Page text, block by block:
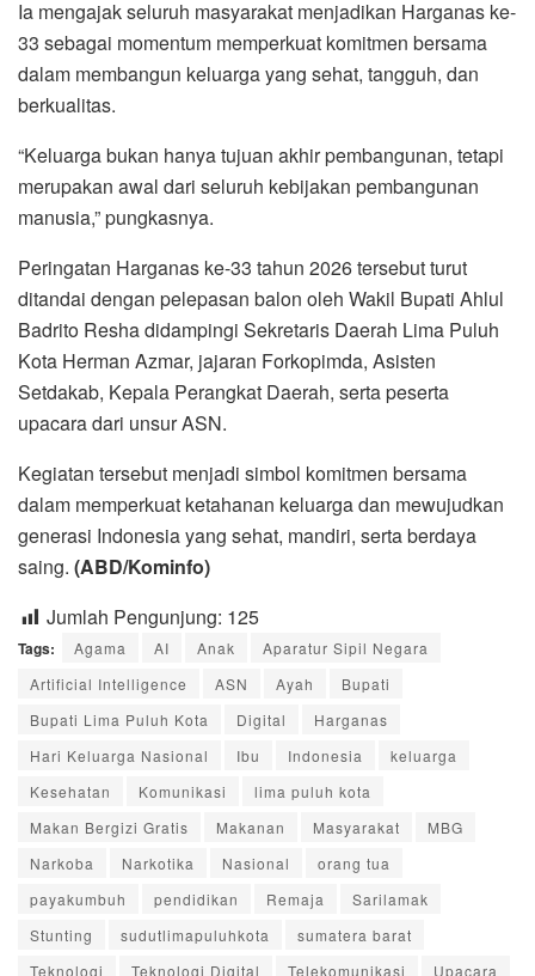
Ia mengajak seluruh masyarakat menjadikan Harganas ke-
33 sebagai momentum memperkuat komitmen bersama
dalam membangun keluarga yang sehat, tangguh, dan
berkualitas.
“Keluarga bukan hanya tujuan akhir pembangunan, tetapi
merupakan awal dari seluruh kebijakan pembangunan
manusia,” pungkasnya.
Peringatan Harganas ke-33 tahun 2026 tersebut turut
ditandai dengan pelepasan balon oleh Wakil Bupati Ahlul
Badrito Resha didampingi Sekretaris Daerah Lima Puluh
Kota Herman Azmar, jajaran Forkopimda, Asisten
Setdakab, Kepala Perangkat Daerah, serta peserta
upacara dari unsur ASN.
Kegiatan tersebut menjadi simbol komitmen bersama
dalam memperkuat ketahanan keluarga dan mewujudkan
generasi Indonesia yang sehat, mandiri, serta berdaya
saing. (ABD/Kominfo)
Jumlah Pengunjung: 125
Tags: Agama AI Anak
Aparatur Sipil Negara
Artificial Intelligence
ASN Ayah
Bupati
Bupati Lima Puluh Kota
Digital
Harganas
Hari Keluarga Nasional
Ibu Indonesia
keluarga
Kesehatan
Komunikasi
lima puluh kota
Makan Bergizi Gratis
Makanan Masyarakat
MBG
Narkoba
Narkotika Nasional
orang tua
payakumbuh
pendidikan Remaja
Sarilamak
Stunting
sudutlimapuluhkota
sumatera barat
Teknologi
Teknologi Digital Telekomunikasi Upacara